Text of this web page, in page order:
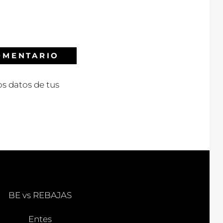
datos de tus
BE vs REBAJAS
Entes